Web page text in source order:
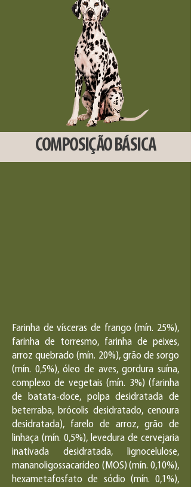
COMPOSIÇÃO BÁSICA
Farinha de vísceras de frango (mín. 25%),
farinha de torresmo, farinha de peixes,
arroz quebrado (mín. 20%), grão de sorgo
(mín. 0,5%), óleo de aves, gordura suína,
complexo de vegetais (mín. 3%) (farinha
de batata-doce, polpa desidratada de
beterraba, brócolis desidratado, cenoura
desidratada), farelo de arroz, grão de
linhaça (mín. 0,5%), levedura de cervejaria
inativada desidratada, lignocelulose,
mananoligossacarídeo (MOS) (mín. 0,10%),
hexametafosfato de sódio (mín. 0,1%),